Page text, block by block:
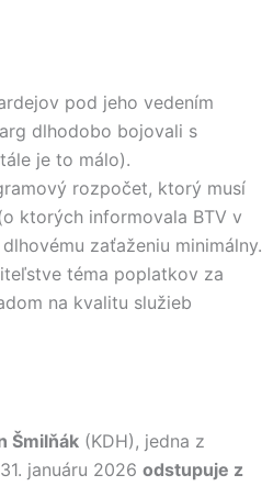
pod jeho vedením
dlhodobo bojovali s
je to málo).
rozpočet, ktorý musí
ktorých informovala BTV v
zaťaženiu minimálny.
téma poplatkov za
na kvalitu služieb
Šmilňák (KDH), jedna z
januáru 2026 odstupuje z